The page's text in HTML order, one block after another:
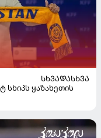
ᲡᲮᲕᲐᲓᲐᲡᲮᲕᲐ
სხიპს ყაზახეთის